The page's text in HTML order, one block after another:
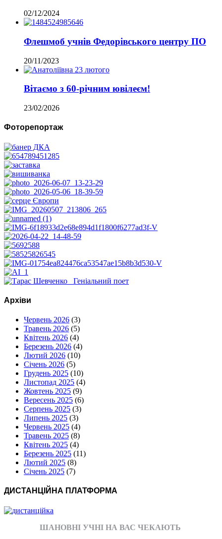
02/12/2024
Флешмоб учнів Федорівського центру ПО
20/11/2023
Вітаємо з 60-річним ювілеєм!
23/02/2026
Фоторепортаж
Архіви
Червень 2026 (3)
Травень 2026 (5)
Квітень 2026 (4)
Березень 2026 (4)
Лютий 2026 (10)
Січень 2026 (5)
Грудень 2025 (10)
Листопад 2025 (4)
Жовтень 2025 (9)
Вересень 2025 (6)
Серпень 2025 (3)
Липень 2025 (3)
Червень 2025 (4)
Травень 2025 (8)
Квітень 2025 (4)
Березень 2025 (11)
Лютий 2025 (8)
Січень 2025 (7)
ДИСТАНЦІЙНА ПЛАТФОРМА
ШАНОВНІ УЧНІ НА ВАС ЧЕКАЮТЬ